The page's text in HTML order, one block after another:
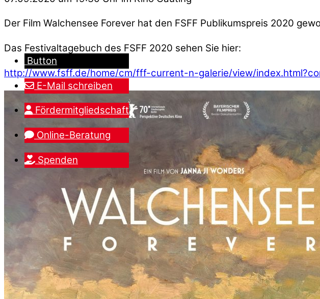
Der Film Walchensee Forever hat den FSFF Publikumspreis 2020
Das Festivaltagebuch des FSFF 2020 sehen Sie hier:
http://www.fsff.de/home/cm/fff-current-n-galerie/view/
Button
E-Mail schreiben
Fördermitgliedschaft
Online-Beratung
Spenden